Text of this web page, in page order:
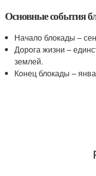
Основные события
Начало блокады –
Дорога жизни –
землей.
Конец блокады –